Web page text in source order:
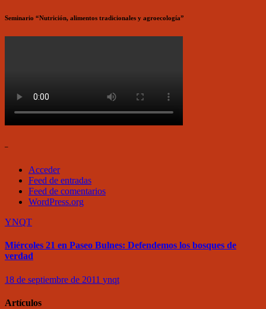
Seminario “Nutrición, alimentos tradicionales y agroecología”
–
Acceder
Feed de entradas
Feed de comentarios
WordPress.org
YNQT
Miércoles 21 en Paseo Bulnes: Defendemos los bosques de
verdad
18 de septiembre de 2011 ynqt
Artículos